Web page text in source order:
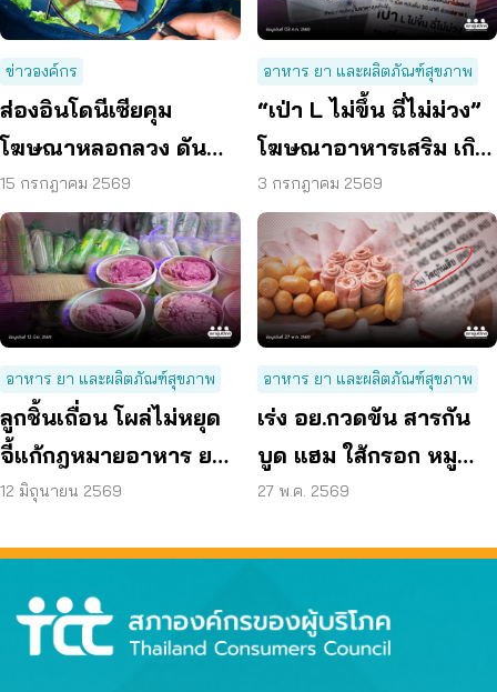
ข่าวองค์กร
ส่องอินโดนีเซียคุม
โฆษณาหลอกลวง ดัน
แพลตฟอร์มร่วมรับผิด
ชอบ
15 กรกฎาคม 2569
อาหาร ยา และผลิตภัณฑ์สุขภาพ
“เป่า L ไม่ขึ้น ฉี่ไม่ม่วง”
โฆษณาอาหารเสริม เกิน
จริง ชง 6 ข้อเสนอ แก้
ปัญหา
3 กรกฎาคม 2569
อาหาร ยา และผลิตภัณฑ์สุขภาพ
ลูกชิ้นเถื่อน โผล่ไม่หยุด
จี้แก้กฎหมายอาหาร ยก
ระบบตรวจสอบทั้งห่วง
12 มิถุนายน 2569
อาหาร ยา และผลิตภัณฑ์สุขภาพ
เร่ง อย.กวดขัน สารกัน
บูด แฮม ใส้กรอก หมู
สวรรค์ ฯลฯ พบเกิน
27 พ.ค. 2569